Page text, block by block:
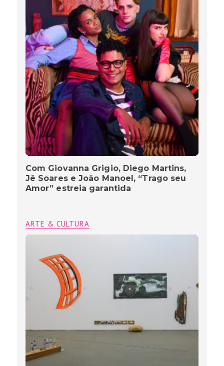
Com Giovanna Grigio, Diego Martins,
Jê Soares e João Manoel, “Trago seu
Amor” estreia garantida
ARTE & CULTURA